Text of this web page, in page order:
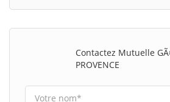
Contactez Mutuelle
PROVENCE